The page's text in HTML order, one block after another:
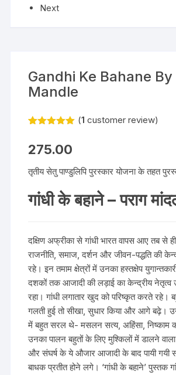
Next
Gandhi Ke Bahane By
Mandle
based on
rating
(1 customer review)
275.00
तृतीय सेतु पाण्डुलिपि पुरस्कार योजना के तहत
गांधी के बहाने – पराग
दक्षिण अफ्रीका से गांधी भारत वापस आए तब से
राजनीति, समाज, दर्शन और जीवन-पद्धति की
रहे। इन तमाम क्षेत्रों में उनका हस्तक्षेप
दशकों तक आजादी की लड़ाई का केन्द्रीय नेतृत्व
रहा। गांधी लगातार खुद को परिष्कृत करते रहे।
गलती हुई तो सीखा, सुधार किया और आगे बढ़े।
में बहुत सरल थे- मसलन सत्य, अहिंसा, निष्काम
उनका पालन बहुतों के लिए मुश्किलों में डालने
और संघर्ष के ये औजार आजादी के बाद पायी गयी
बाधक प्रतीत होने लगे। ‘गांधी के बहाने’ पुस्तक